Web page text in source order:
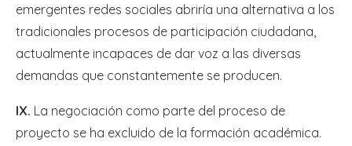
emergentes redes sociales abriría una alternativa a los
tradicionales procesos de participación ciudadana,
actualmente incapaces de dar voz a las diversas
demandas que constantemente se producen.
IX. La negociación como parte del proceso de
proyecto se ha excluido de la formación académica.